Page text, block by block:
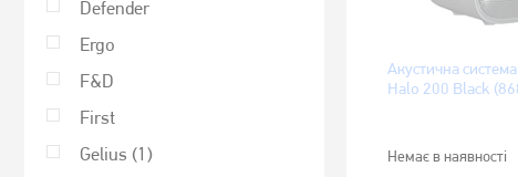
Defender
Ergo
F&D
First
Gelius (1)
Акустична
Halo 200 Black
Немає в наявності